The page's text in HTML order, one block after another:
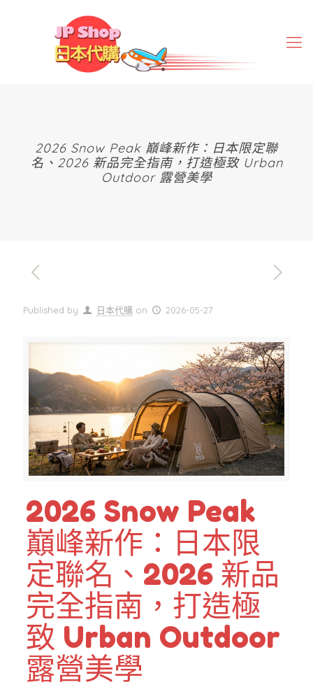
2026 Snow Peak 巔峰新作：日本限定聯
名、2026 新品完全指南，打造極致 Urban
Outdoor 露營美學
Published by 日本代購 on 2026-05-27
2026 Snow Peak
巔峰新作：日本限
定聯名、2026 新品
完全指南，打造極
致 Urban Outdoor
露營美學